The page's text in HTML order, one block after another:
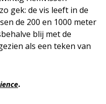
gek: de vis leeft in de
de 200 en 1000 meter
blij met de
als een teken van
.